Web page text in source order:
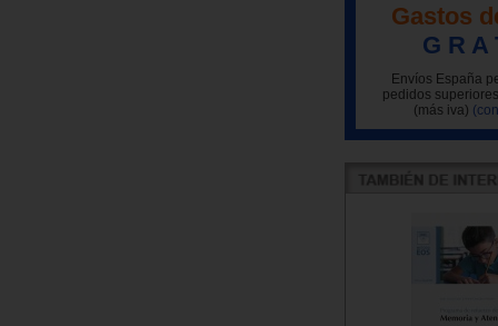
Gastos
G R A
Envíos España
pedidos
(más iva)